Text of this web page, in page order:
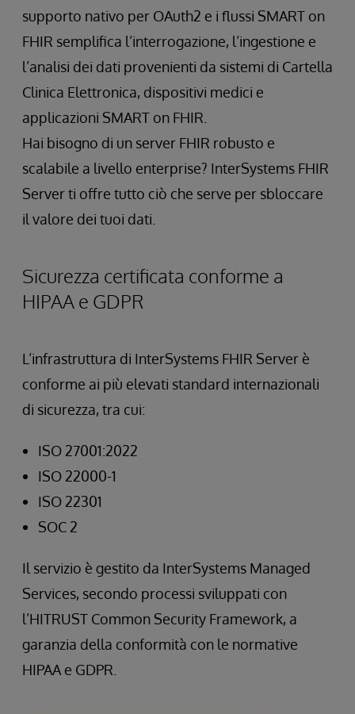
supporto nativo per OAuth2 e i flussi SMART on
FHIR semplifica l’interrogazione, l’ingestione e
l’analisi dei dati provenienti da sistemi di Cartella
Clinica Elettronica, dispositivi medici e
applicazioni SMART on FHIR.
Hai bisogno di un server FHIR robusto e
scalabile a livello enterprise? InterSystems FHIR
Server ti offre tutto ciò che serve per sbloccare
il valore dei tuoi dati.
Sicurezza certificata conforme a
HIPAA e GDPR
L’infrastruttura di InterSystems FHIR Server è
conforme ai più elevati standard internazionali
di sicurezza, tra cui:
ISO 27001:2022
ISO 22000-1
ISO 22301
SOC 2
Il servizio è gestito da InterSystems Managed
Services, secondo processi sviluppati con
l’HITRUST Common Security Framework, a
garanzia della conformità con le normative
HIPAA e GDPR.